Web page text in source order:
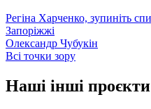
Регіна Харченко, зупиніть
Запоріжжі
Олександр Чубукін
Всі точки зору
Наші інші проєкти